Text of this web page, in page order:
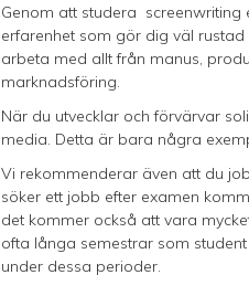
Genom att studera
erfarenhet som gör dig väl
arbeta med allt från manus,
marknadsföring.
När du utvecklar och förvärvar
media. Detta är bara några
Vi rekommenderar även att du
söker ett jobb efter examen
det kommer också att vara
ofta långa semestrar som
under dessa perioder.